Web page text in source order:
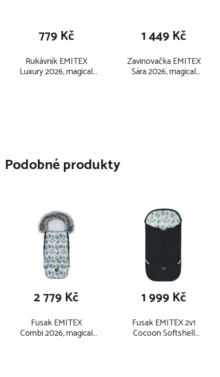
Rukávník EMITEX
Luxury 2026, magical
779 Kč
Zavinovačka EMITEX
Sára 2026, magical
1 449 Kč
Podobné produkty
Fusak EMITEX
Combi 2026, magical
2 779 Kč
Fusak EMITEX 2v1
Cocoon Softshell
1 999 Kč